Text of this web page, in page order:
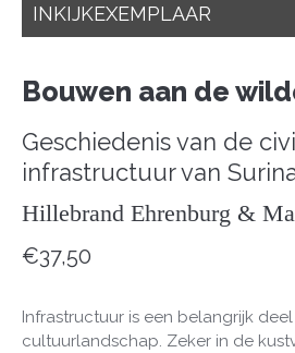
INKIJKEXEMPLAAR
Bouwen aan de
Geschiedenis van de
infrastructuur van
Hillebrand Ehrenburg &
€37,50
Infrastructuur is een belangrijk
cultuurlandschap. Zeker in de